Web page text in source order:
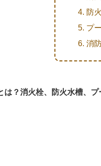
防
プ
消
は？消火栓、防火水槽、